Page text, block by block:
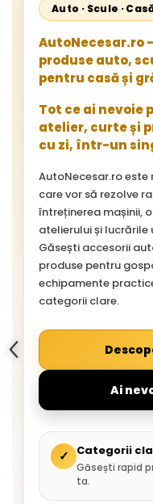
Auto · Scule ·
AutoNecesar.ro
produse auto,
pentru casă și
Tot ce ai nevoie
atelier, curte și
cu zi, într-un
AutoNecesar.ro
care vor să rezolve
întreținerea mașinii,
atelierului și lucrările
Găsești accesorii
produse pentru
echipamente
categorii clare.
Ai
✓ Categorii
Găsești rapid
ta.